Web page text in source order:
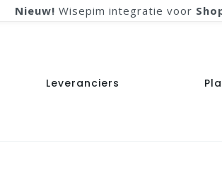
Nieuw! Wisepim integratie voor
Leveranciers